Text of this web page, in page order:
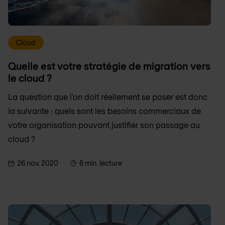
Cloud
Quelle est votre stratégie de migration vers
le cloud ?
La question que l'on doit réellement se poser est donc
la suivante : quels sont les besoins commerciaux de
votre organisation pouvant justifier son passage au
cloud ?
26 nov. 2020 6 min. lecture